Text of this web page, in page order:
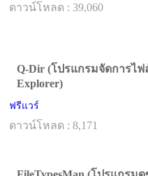
ดาวน์โหลด : 39,060
Q-Dir (โปรแกรมจัดการไฟ
Explorer)
ฟรีแวร์
ดาวน์โหลด : 8,171